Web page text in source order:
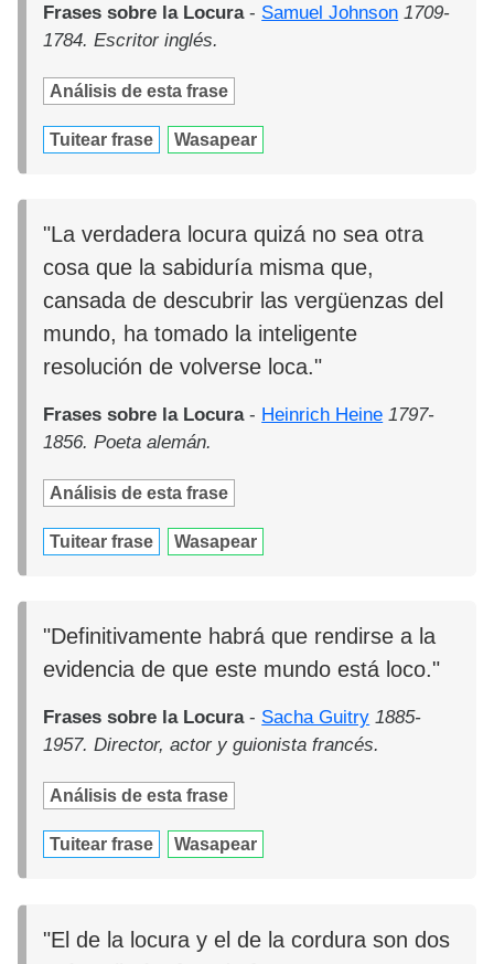
Frases sobre la Locura- Samuel Johnson 1709-
1784. Escritor inglés.
Análisis de esta frase
Tuitear frase Wasapear
"La verdadera locura quizá no sea otra
cosa que la sabiduría misma que,
cansada de descubrir las vergüenzas del
mundo, ha tomado la inteligente
resolución de volverse loca."
Frases sobre la Locura- Heinrich Heine 1797-
1856. Poeta alemán.
Análisis de esta frase
Tuitear frase Wasapear
"Definitivamente habrá que rendirse a la
evidencia de que este mundo está loco."
Frases sobre la Locura- Sacha Guitry 1885-
1957. Director, actor y guionista francés.
Análisis de esta frase
Tuitear frase Wasapear
"El de la locura y el de la cordura son dos